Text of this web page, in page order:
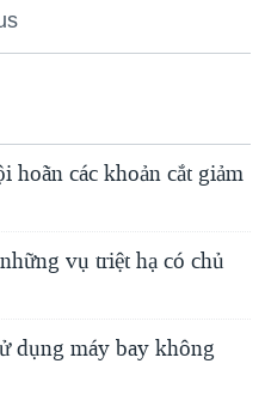
hoãn các khoản cắt giảm
vụ triệt hạ có chủ
dụng máy bay không